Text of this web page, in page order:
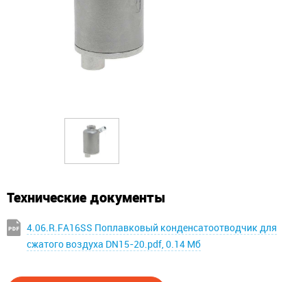
Технические документы
4.06.R.FA16SS Поплавковый конденсатоотводчик для
сжатого воздуха DN15-20.pdf, 0.14 Мб